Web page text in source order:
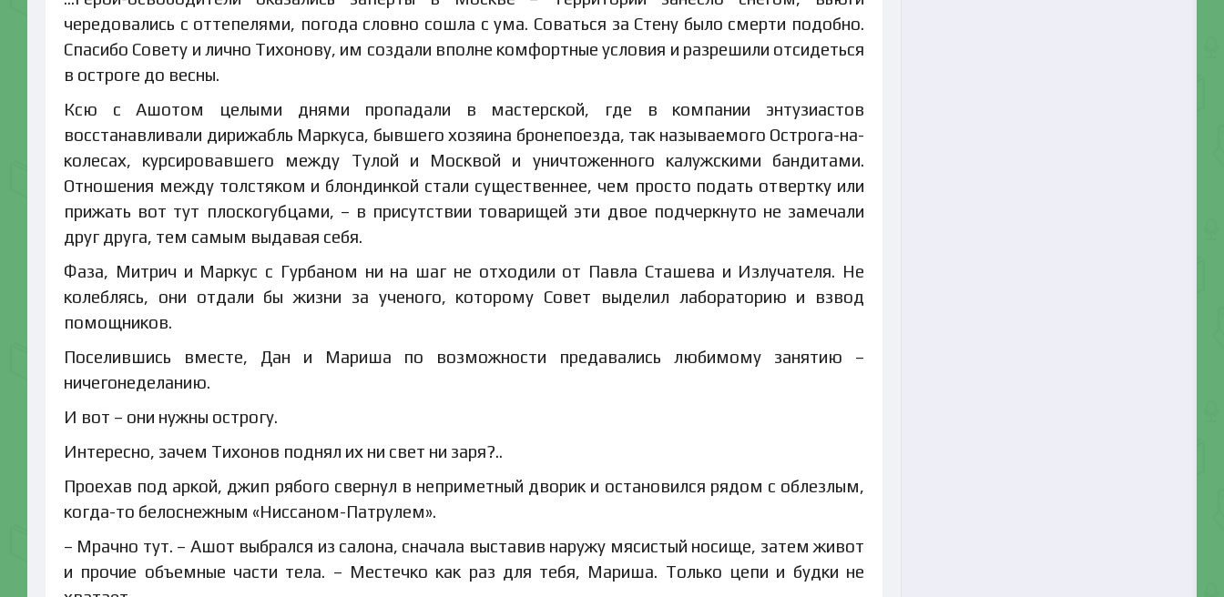
чередовались с оттепелями, погода словно сошла с ума. Соваться за Стену было смерти подобно.
Спасибо Совету и лично Тихонову, им создали вполне комфортные условия и разрешили отсидеться
в остроге до весны.
Ксю с Ашотом целыми днями пропадали в мастерской, где в компании энтузиастов
восстанавливали дирижабль Маркуса, бывшего хозяина бронепоезда, так называемого Острога-на-
колесах, курсировавшего между Тулой и Москвой и уничтоженного калужскими бандитами.
Отношения между толстяком и блондинкой стали существеннее, чем просто подать отвертку или
прижать вот тут плоскогубцами, – в присутствии товарищей эти двое подчеркнуто не замечали
друг друга, тем самым выдавая себя.
Фаза, Митрич и Маркус с Гурбаном ни на шаг не отходили от Павла Сташева и Излучателя. Не
колеблясь, они отдали бы жизни за ученого, которому Совет выделил лабораторию и взвод
помощников.
Поселившись вместе, Дан и Мариша по возможности предавались любимому занятию –
ничегонеделанию.
И вот – они нужны острогу.
Интересно, зачем Тихонов поднял их ни свет ни заря?..
Проехав под аркой, джип рябого свернул в неприметный дворик и остановился рядом с облезлым,
когда-то белоснежным «Ниссаном-Патрулем».
– Мрачно тут. – Ашот выбрался из салона, сначала выставив наружу мясистый носище, затем живот
и прочие объемные части тела. – Местечко как раз для тебя, Мариша. Только цепи и будки не